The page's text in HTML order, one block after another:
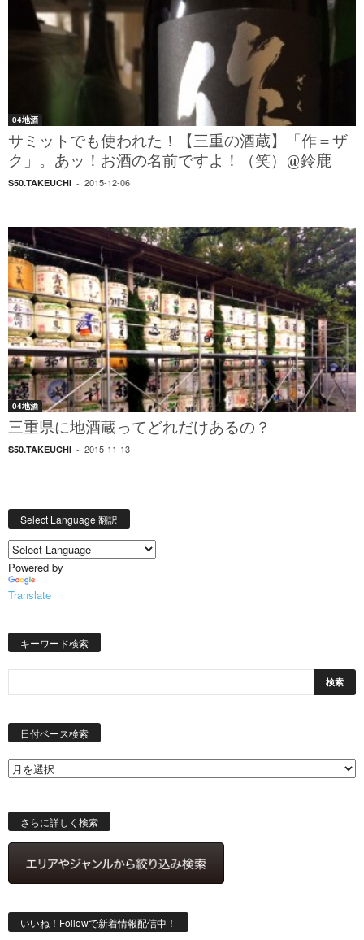
04地酒
サミットでも使われた！【三重の酒蔵】「作＝ザ
ク」。あッ！お酒の名前ですよ！（笑）@鈴鹿
S50.TAKEUCHI - 2015-12-06
04地酒
三重県に地酒蔵ってどれだけあるの？
S50.TAKEUCHI - 2015-11-13
Select Language 翻訳
Powered by
Translate
キーワード検索
日付ベース検索
さらに詳しく検索
いいね！Followで新着情報配信中！